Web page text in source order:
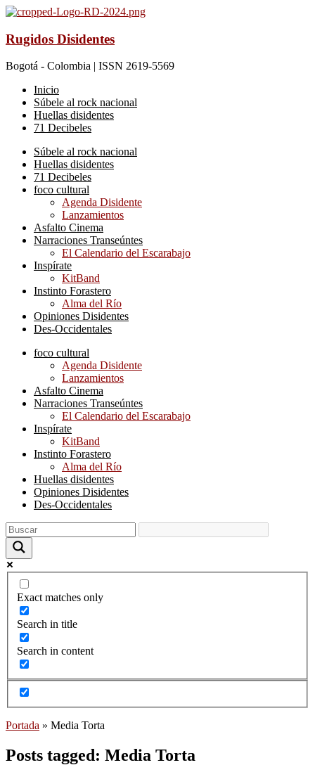
Rugidos Disidentes
Bogotá - Colombia | ISSN 2619-5569
Inicio
Súbele al rock nacional
Huellas disidentes
71 Decibeles
Súbele al rock nacional
Huellas disidentes
71 Decibeles
foco cultural
Agenda Disidente
Lanzamientos
Asfalto Cinema
Narraciones Transeúntes
El Calendario del Escarabajo
Inspírate
KitBand
Instinto Forastero
Alma del Río
Opiniones Disidentes
Des-Occidentales
foco cultural
Agenda Disidente
Lanzamientos
Asfalto Cinema
Narraciones Transeúntes
El Calendario del Escarabajo
Inspírate
KitBand
Instinto Forastero
Alma del Río
Huellas disidentes
Opiniones Disidentes
Des-Occidentales
Exact matches only
Search in title
Search in content
Portada » Media Torta
Posts tagged: Media Torta